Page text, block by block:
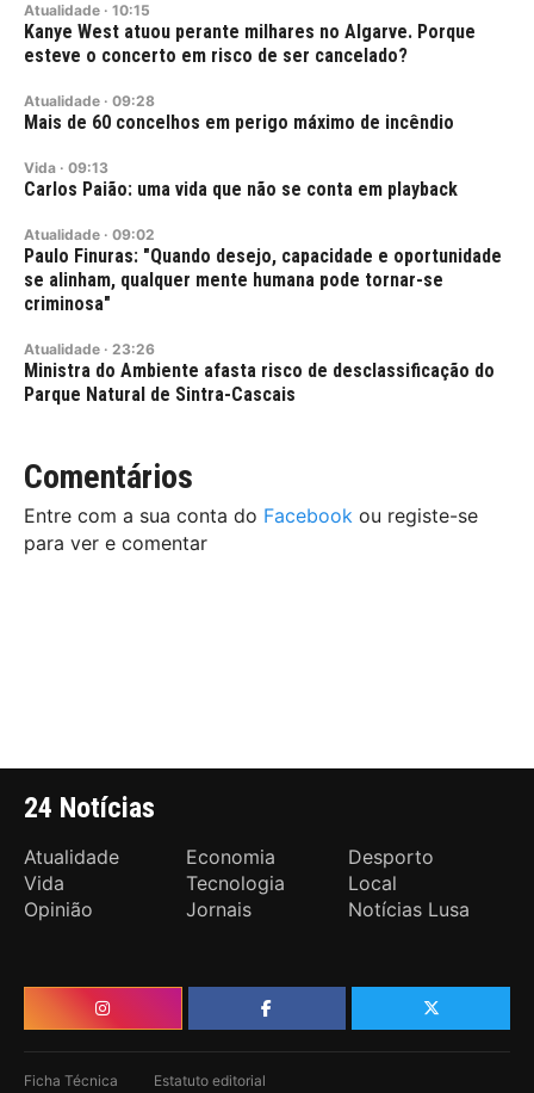
Atualidade · 10:15
Kanye West atuou perante milhares no Algarve. Porque
esteve o concerto em risco de ser cancelado?
Atualidade · 09:28
Mais de 60 concelhos em perigo máximo de incêndio
Vida · 09:13
Carlos Paião: uma vida que não se conta em playback
Atualidade · 09:02
Paulo Finuras: "Quando desejo, capacidade e oportunidade
se alinham, qualquer mente humana pode tornar-se
criminosa"
Atualidade · 23:26
Ministra do Ambiente afasta risco de desclassificação do
Parque Natural de Sintra-Cascais
Comentários
Entre com a sua conta do Facebook ou registe-se
para ver e comentar
24 Notícias
Atualidade Economia
Desporto
Vida
Tecnologia
Local
Opinião
Jornais Notícias Lusa
Ficha Técnica Estatuto editorial